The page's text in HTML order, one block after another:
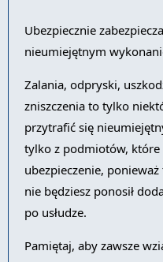
Ubezpiecznie
nieumiejętnym
Zalania, odpryski,
zniszczenia to tylko
przytrafić się
tylko z podmiotów, które
ubezpieczenie,
nie będziesz ponosił
po usłudze.
Pamiętaj, aby zawsze